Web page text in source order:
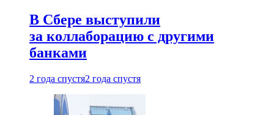
В Сбере выступили
за коллаборацию с другими
банками
2 года спустя2 года спустя